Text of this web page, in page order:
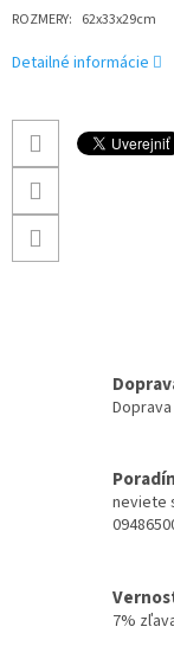
ROZMERY: 62x33x29cm
Detailné informácie
neviete
7%